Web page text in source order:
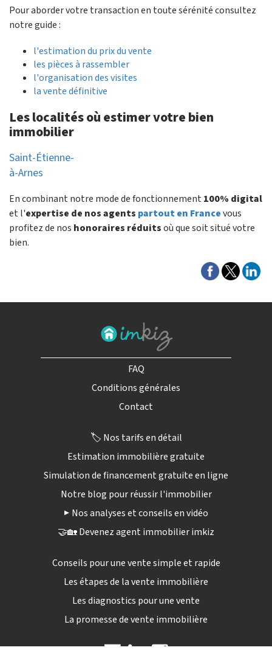
Pour aborder votre transaction en toute sérénité consultez
notre guide :
l'estimation du prix du vente
les pièces à rassembler
l'organisation des visites
la vente définitive
Les localités où estimer votre bien
immobilier
Saint-Étienne-
à-Arnes
En combinant notre mode de fonctionnement 100% digital
et l'expertise de nos agents partout en Francevous
profitez de nos honoraires réduitsoù que soit situé votre
bien.
FAQ
Conditions générales
Contact
🏷️ Nos tarifs en détail
Estimation immobilière gratuite
Simulation de financement gratuite en ligne
Notre blog pour réussir l'immobilier
▶️ Nos analyses et conseils en vidéo
🤝🏡 Devenez agent immobilier imkiz
Conseils pour une vente simple et rapide
Les étapes de la vente immobilière
Les diagnostics pour une vente
La promesse de vente immobilière